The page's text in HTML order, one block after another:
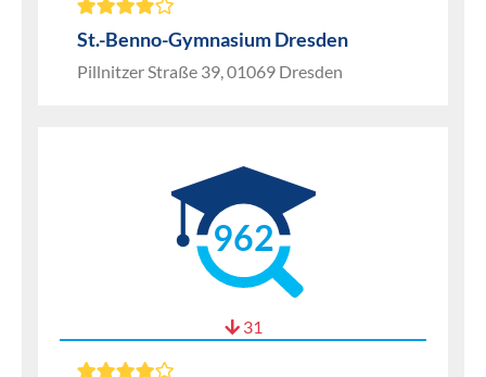
St.-Benno-Gymnasium Dresden
Pillnitzer Straße 39, 01069 Dresden
962
31